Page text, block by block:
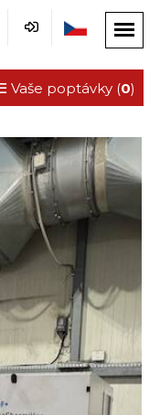
Vaše poptávky (0)